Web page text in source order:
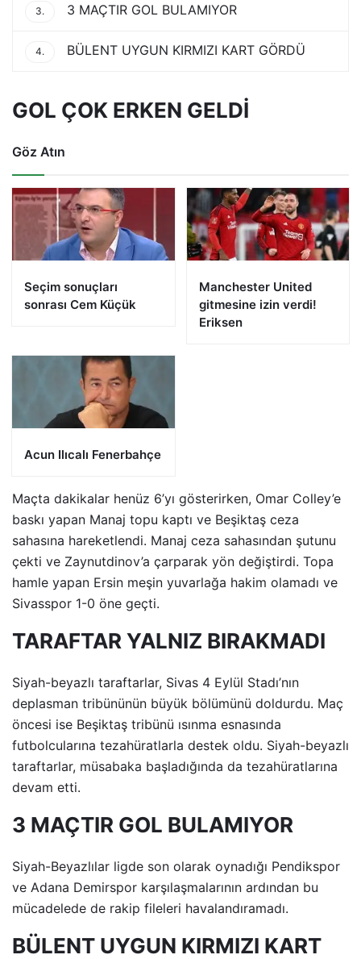
3. 3 MAÇTIR GOL BULAMIYOR
4. BÜLENT UYGUN KIRMIZI KART GÖRDÜ
GOL ÇOK ERKEN GELDİ
Göz Atın
Seçim sonuçları
sonrası Cem Küçük
Manchester United
gitmesine izin verdi!
Eriksen
Acun Ilıcalı Fenerbahçe
Maçta dakikalar henüz 6’yı gösterirken, Omar Colley’e
baskı yapan Manaj topu kaptı ve Beşiktaş ceza
sahasına hareketlendi. Manaj ceza sahasından şutunu
çekti ve Zaynutdinov’a çarparak yön değiştirdi. Topa
hamle yapan Ersin meşin yuvarlağa hakim olamadı ve
Sivasspor 1-0 öne geçti.
TARAFTAR YALNIZ BIRAKMADI
Siyah-beyazlı taraftarlar, Sivas 4 Eylül Stadı’nın
deplasman tribününün büyük bölümünü doldurdu. Maç
öncesi ise Beşiktaş tribünü ısınma esnasında
futbolcularına tezahüratlarla destek oldu. Siyah-beyazlı
taraftarlar, müsabaka başladığında da tezahüratlarına
devam etti.
3 MAÇTIR GOL BULAMIYOR
Siyah-Beyazlılar ligde son olarak oynadığı Pendikspor
ve Adana Demirspor karşılaşmalarının ardından bu
mücadelede de rakip fileleri havalandıramadı.
BÜLENT UYGUN KIRMIZI KART